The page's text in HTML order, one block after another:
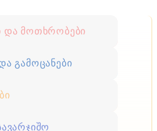
და მოთხრობები
გამოცანები